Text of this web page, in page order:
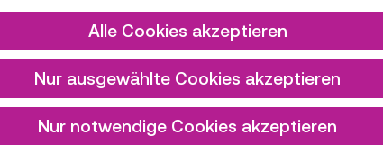
Alle Cookies akzeptieren
Nur ausgewählte Cookies akzeptieren
Nur notwendige Cookies akzeptieren